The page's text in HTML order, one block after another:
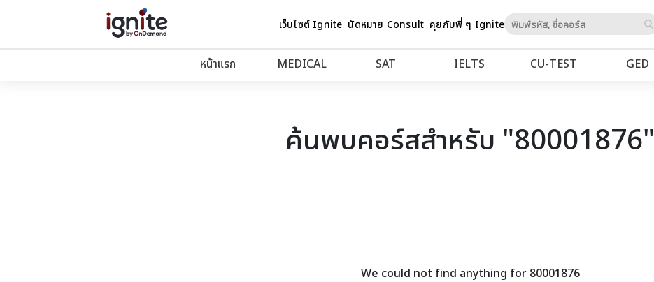
เว็บไซต์ Ignite นัดหมาย Consult คุยกับพี่ ๆ Igniteto
หน้าแรก MEDICAL SAT IELTS CU‑TEST GED
ค้นพบคอร์สสำหรับ "80001876"
We could not find anything for 80001876